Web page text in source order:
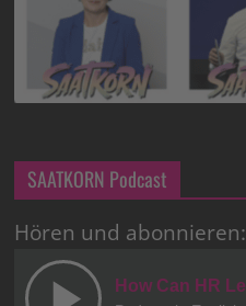
SAATKORN Podcast
Hören und abonnieren: